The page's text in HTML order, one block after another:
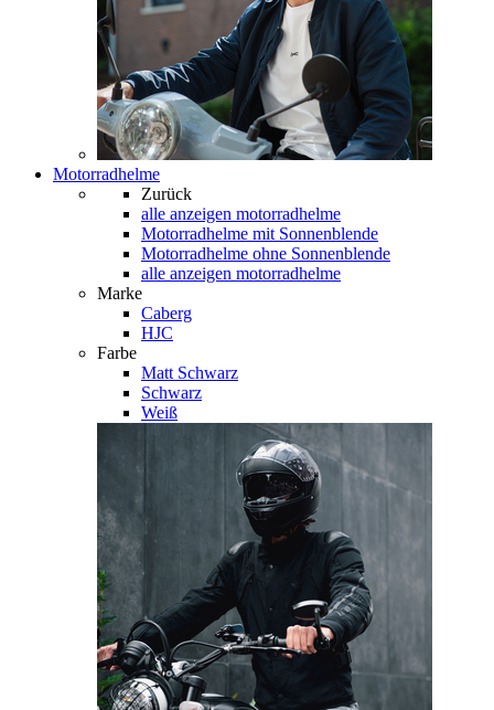
Motorradhelme
Zurück
alle anzeigen motorradhelme
Motorradhelme mit Sonnenblende
Motorradhelme ohne Sonnenblende
alle anzeigen motorradhelme
Marke
Caberg
HJC
Farbe
Matt Schwarz
Schwarz
Weiß